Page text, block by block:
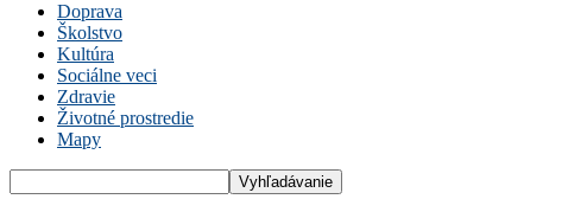
Doprava
Školstvo
Kultúra
Sociálne veci
Zdravie
Životné prostredie
Mapy